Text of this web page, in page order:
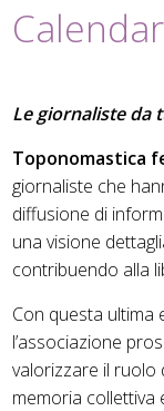
Le giornaliste da
Toponomastica
giornaliste che
diffusione di
una visione
contribuendo alla
Con questa ultima
l’associazione
valorizzare il ruolo
memoria collettiva